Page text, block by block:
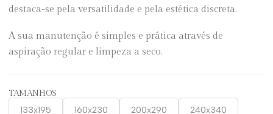
destaca-se pela versatilidade e pela estética discreta.
A sua manutenção é simples e prática através de
aspiração regular e limpeza a seco.
TAMANHOS
133x195 160x230 200x290 240x340